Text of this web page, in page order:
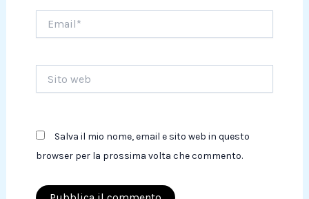
web
Salva il mio nome, email e sito web in questo
browser per la prossima volta che commento.